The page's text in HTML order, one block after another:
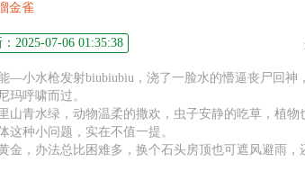
金雀
2025-07-06 01:35:38
—小水枪发射biubiubiu，浇了一脸水的懵逼丧尸回神
玛呼啸而过。
山青水绿，动物温柔的撒欢，虫子安静的吃草，植物
种小问题，实在不值一提。
金，办法总比困难多，换个石头房顶也可遮风避雨